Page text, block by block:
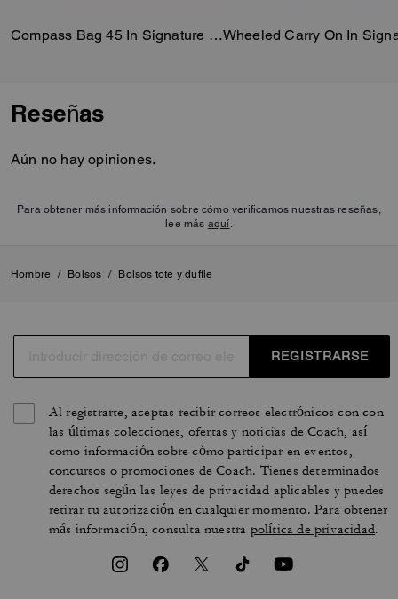
Compass Bag 45 In Signature Canvas
Reseñas
Aún no hay opiniones.
Para obtener más información sobre cómo verificamos nuestras reseñas,
lee más aquí
Hombre / Bolsos / Bolsos tote y duffle
REGISTRARSE
Al registrarte, aceptas recibir correos electrónicos con con
las últimas colecciones, ofertas y noticias de Coach, así
como información sobre cómo participar en eventos,
concursos o promociones de Coach. Tienes determinados
derechos según las leyes de privacidad aplicables y puedes
retirar tu autorización en cualquier momento. Para obtener
más información, consulta nuestra política de privacidad.